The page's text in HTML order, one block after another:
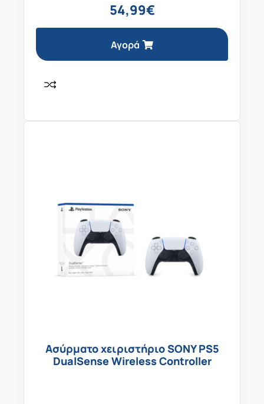
54,99€
Αγορά
Ασύρματο χειριστήριο SONY PS5
DualSense Wireless Controller